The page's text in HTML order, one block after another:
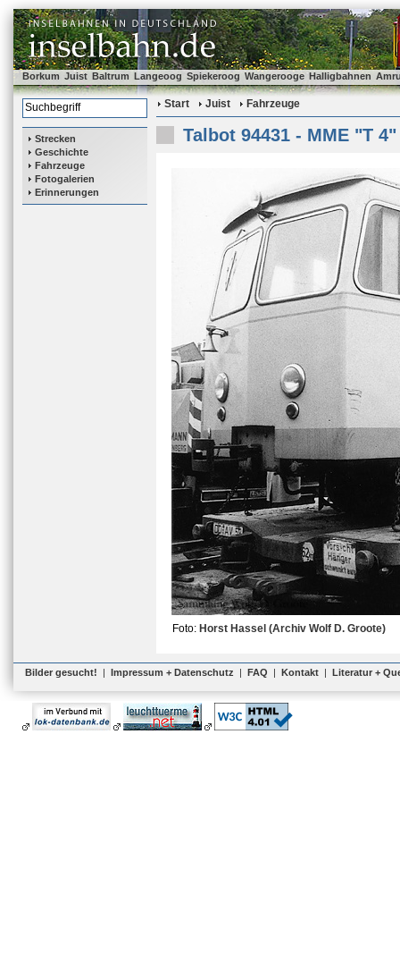
Borkum Juist Baltrum Langeoog Spiekeroog Wangerooge Halligbahnen
Strecken
Geschichte
Fahrzeuge
Fotogalerien
Erinnerungen
Start Juist Fahrzeuge
Talbot 94431 - MME "T 4"
Foto: Horst Hassel (Archiv Wolf D. Groote)
Bilder gesucht! | Impressum + Datenschutz | FAQ | Kontakt | Literatur +